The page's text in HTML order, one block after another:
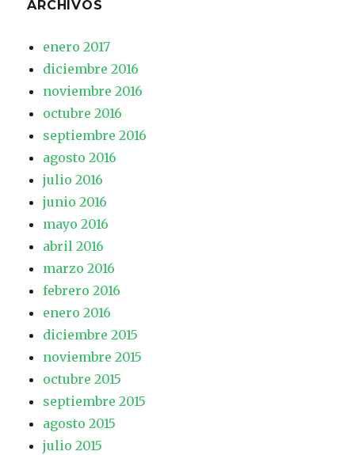
ARCHIVOS
enero 2017
diciembre 2016
noviembre 2016
octubre 2016
septiembre 2016
agosto 2016
julio 2016
junio 2016
mayo 2016
abril 2016
marzo 2016
febrero 2016
enero 2016
diciembre 2015
noviembre 2015
octubre 2015
septiembre 2015
agosto 2015
julio 2015